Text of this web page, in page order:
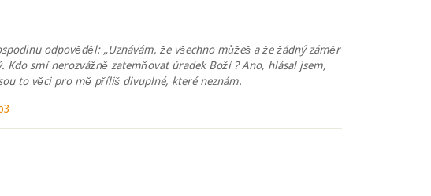
odpověděl: „Uznávám, že všechno můžeš a že žádný záměr
Kdo smí nerozvážně zatemňovat úradek Boží ? Ano, hlásal jsem,
to věci pro mě příliš divuplné, které neznám.